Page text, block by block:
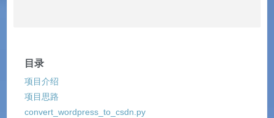
目录
项目介绍
项目思路
convert_wordpress_to_csdn.py